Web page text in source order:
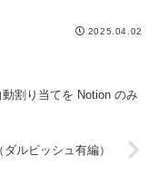
2025.04.02
割り当てを Notion のみ
ルビッシュ有編）